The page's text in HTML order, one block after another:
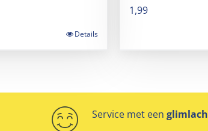
Details
1,99
Service met eenglimlach